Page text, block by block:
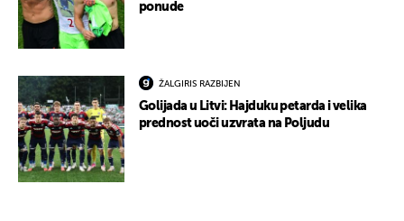
ponude
ŽALGIRIS RAZBIJEN
Golijada u Litvi: Hajduku petarda i velika
prednost uoči uzvrata na Poljudu